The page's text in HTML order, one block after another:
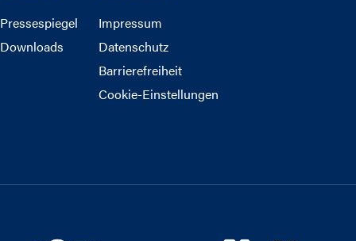
Pressespiegel
Downloads
Impressum
Datenschutz
Barrierefreiheit
Cookie-Einstellungen